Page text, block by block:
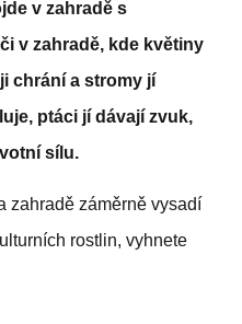
v zahradě s
či v zahradě, kde květiny
chrání a stromy jí
ptáci jí dávají zvuk,
sílu.
zahradě záměrně vysadí
rostlin, vyhnete